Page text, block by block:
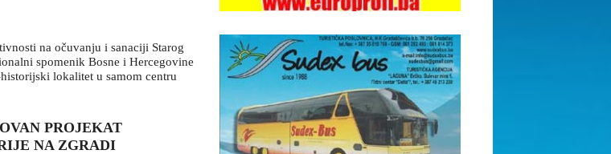
na očuvanju i sanaciji Starog
spomenik Bosne i Hercegovine
lokalitet u samom centru
PROJEKAT
NA ZGRADI